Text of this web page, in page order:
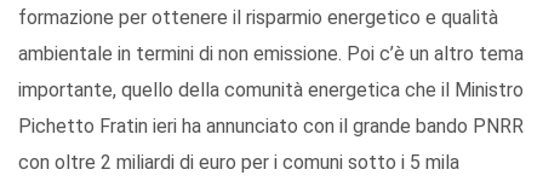
formazione per ottenere il risparmio energetico e qualità
ambientale in termini di non emissione. Poi c’è un altro tema
importante, quello della comunità energetica che il Ministro
Pichetto Fratin ieri ha annunciato con il grande bando PNRR
con oltre 2 miliardi di euro per i comuni sotto i 5 mila